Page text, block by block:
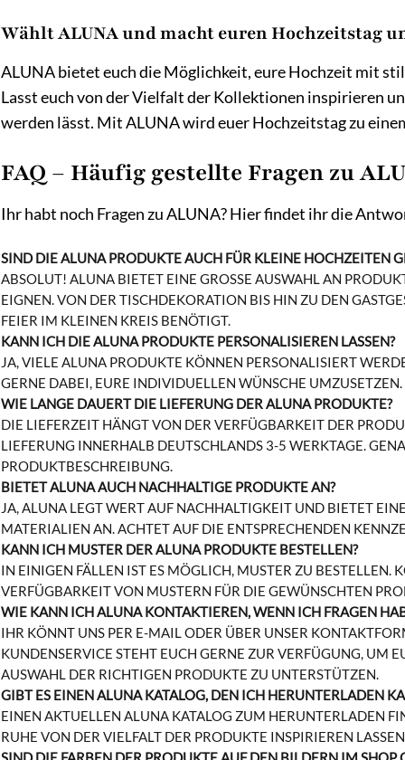
Wählt ALUNA und macht euren Hochzeitstag
ALUNA bietet euch die Möglichkeit, eure Hochzeit mit
Lasst euch von der Vielfalt der Kollektionen inspirieren
werden lässt. Mit ALUNA wird euer Hochzeitstag zu
FAQ – Häufig gestellte Fragen zu
Ihr habt noch Fragen zu ALUNA? Hier findet ihr die
SIND DIE ALUNA PRODUKTE AUCH FÜR KLEINE HOCHZEITEN
ABSOLUT! ALUNA BIETET EINE GROSSE AUSWAHL AN
IGNEN. VON DER TISCHDEKORATION BIS HIN ZU DEN
EIER IM KLEINEN KREIS BENÖTIGT.
KANN ICH DIE ALUNA PRODUKTE PERSONALISIEREN LASSEN?
JA, VIELE ALUNA PRODUKTE KÖNNEN PERSONALISIERT
GERNE DABEI, EURE INDIVIDUELLEN WÜNSCHE UMZUSETZEN.
WIE LANGE DAUERT DIE LIEFERUNG DER ALUNA PRODUKTE?
DIE LIEFERZEIT HÄNGT VON DER VERFÜGBARKEIT DER
LIEFERUNG INNERHALB DEUTSCHLANDS 3-5 WERKTAGE.
PRODUKTBESCHREIBUNG.
BIETET ALUNA AUCH NACHHALTIGE PRODUKTE AN?
JA, ALUNA LEGT WERT AUF NACHHALTIGKEIT UND BIETET
MATERIALIEN AN. ACHTET AUF DIE ENTSPRECHENDEN
KANN ICH MUSTER DER ALUNA PRODUKTE BESTELLEN?
IN EINIGEN FÄLLEN IST ES MÖGLICH, MUSTER ZU BESTELLEN.
VERFÜGBARKEIT VON MUSTERN FÜR DIE GEWÜNSCHTEN
WIE KANN ICH ALUNA KONTAKTIEREN, WENN ICH FRAGEN
IHR KÖNNT UNS PER E-MAIL ODER ÜBER UNSER
KUNDENSERVICE STEHT EUCH GERNE ZUR VERFÜGUNG, UM
AUSWAHL DER RICHTIGEN PRODUKTE ZU UNTERSTÜTZEN.
GIBT ES EINEN ALUNA KATALOG, DEN ICH HERUNTERLADEN
EINEN AKTUELLEN ALUNA KATALOG ZUM HERUNTERLADEN
RUHE VON DER VIELFALT DER PRODUKTE INSPIRIEREN